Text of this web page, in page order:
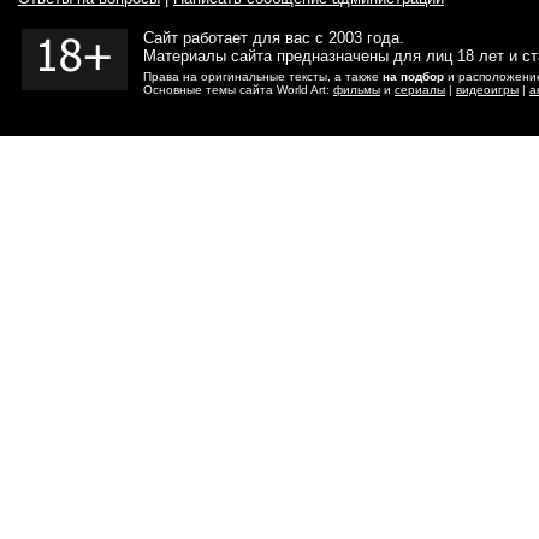
Сайт работает для вас с 2003 года.
Материалы сайта предназначены для лиц 18 лет и
Права на оригинальные тексты, а также на подбор и
Основные темы сайта World Art: фильмы и сериалы | видеоигры |